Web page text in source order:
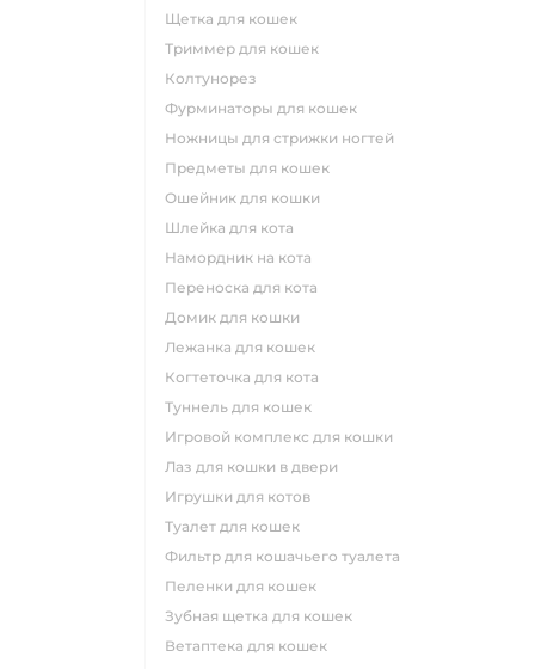
щетка для кошек
триммер для кошек
колтунорез
фурминаторы для кошек
ножницы для стрижки ногтей
предметы для кошек
ошейник для кошки
шлейка для кота
намордник на кота
переноска для кота
домик для кошки
лежанка для кошек
когтеточка для кота
туннель для кошек
игровой комплекс для кошки
лаз для кошки в двери
игрушки для котов
туалет для кошек
фильтр для кошачьего туалета
пеленки для кошек
зубная щетка для кошек
ветаптека для кошек